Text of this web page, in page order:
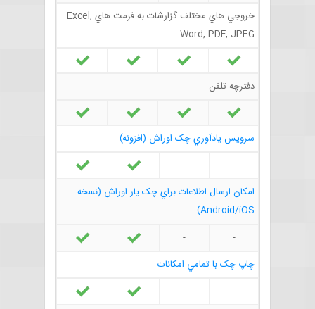
خروجي هاي مختلف گزارشات به فرمت هاي Excel,
Word, PDF, JPEG
دفترچه تلفن
سرويس يادآوري چک اوراش (افزونه)
-
-
امکان ارسال اطلاعات براي چک يار اوراش (نسخه
Android/iOS)
-
-
چاپ چک با تمامي امکانات
-
-